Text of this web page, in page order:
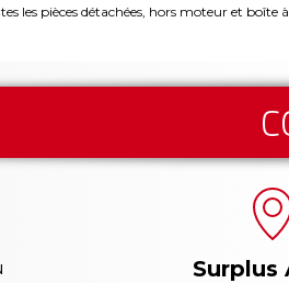
les pièces détachées, hors moteur et boîte à
Surplus